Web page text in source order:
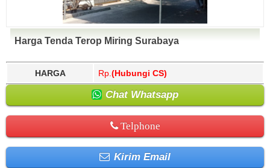
Harga Tenda Terop Miring Surabaya
HARGA Rp. (Hubungi CS)
Chat Whatsapp
Telphone
Kirim Email